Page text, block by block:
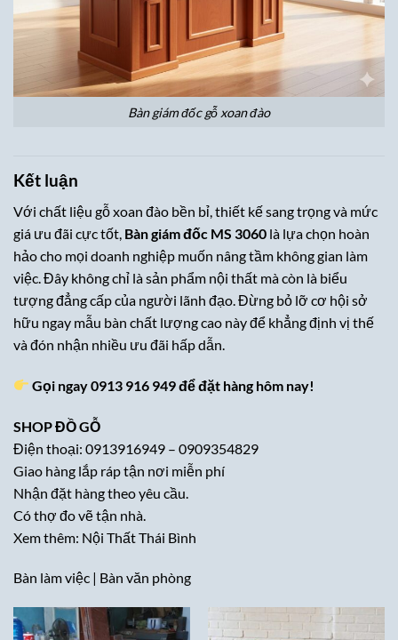
Bàn giám đốc gỗ xoan đào
Kết luận
Với chất liệu gỗ xoan đào bền bỉ, thiết kế sang trọng và mức
giá ưu đãi cực tốt, Bàn giám đốc MS 3060 là lựa chọn hoàn
hảo cho mọi doanh nghiệp muốn nâng tầm không gian làm
việc. Đây không chỉ là sản phẩm nội thất mà còn là biểu
tượng đẳng cấp của người lãnh đạo. Đừng bỏ lỡ cơ hội sở
hữu ngay mẫu bàn chất lượng cao này để khẳng định vị thế
và đón nhận nhiều ưu đãi hấp dẫn.
Gọi ngay 0913 916 949 để đặt hàng hôm nay!
SHOP ĐỒ GỖ
Điện thoại: 0913916949 – 0909354829
Giao hàng lắp ráp tận nơi miễn phí
Nhận đặt hàng theo yêu cầu.
Có thợ đo vẽ tận nhà.
Xem thêm: Nội Thất Thái Bình
Bàn làm việc | Bàn văn phòng